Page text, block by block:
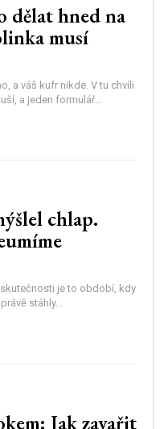
dělat hned na
musí
a váš kufr nikde. V tu chvíli
a jeden formulář...
chlap.
je to období, kdy
stáhly...
Jak zavařit